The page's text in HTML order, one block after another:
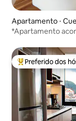
Apartamento ⋅
*Apartamento
Entre os melhores
Preferido dos